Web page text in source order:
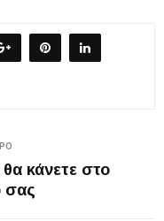
κάνετε στο
σας